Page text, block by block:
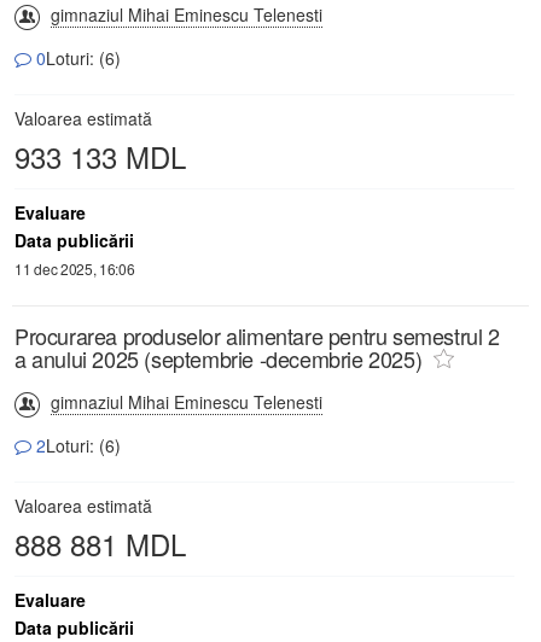
gimnaziul Mihai Eminescu Telenesti
0Loturi: (6)
Valoarea estimată
933 133 MDL
Evaluare
Data publicării
11 dec 2025, 16:06
Procurarea produselor alimentare pentru semestrul 2
a anului 2025 (septembrie -decembrie 2025)
gimnaziul Mihai Eminescu Telenesti
2Loturi: (6)
Valoarea estimată
888 881 MDL
Evaluare
Data publicării